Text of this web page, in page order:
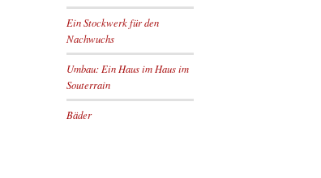
Ein Stockwerk für den
Nachwuchs
Umbau: Ein Haus im Haus im
Souterrain
Bäder